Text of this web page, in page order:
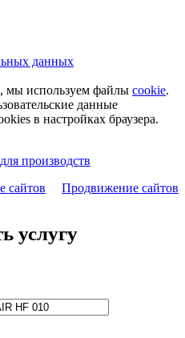
данных
мы используем файлы cookie.
данные
в настройках браузера.
производств
сайтов
Продвижение сайтов
услугу